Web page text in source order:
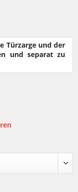
Türzarge und der
und separat zu